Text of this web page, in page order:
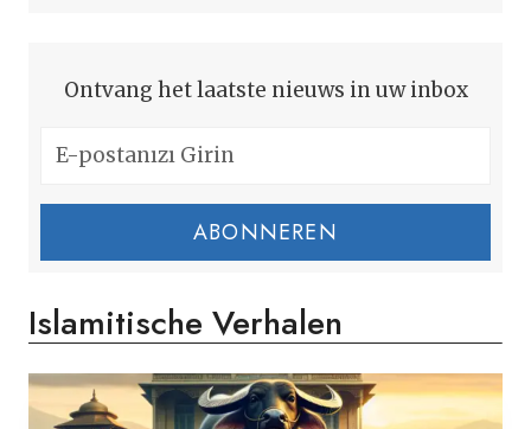
Ontvang het laatste nieuws in uw inbox
ABONNEREN
Islamitische Verhalen